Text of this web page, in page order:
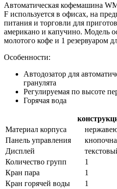
Автоматическая кофемашина
F используется в офисах, на
питания и торговли для
американо и капучино. Модель
молотого кофе и 1 резервуаром
Особенности:
Автодозатор для
гранулята
Регулируемая по высоте
Горячая вода
Материал корпуса
Панель управления
Дисплей
Количество групп
1
Кран пара
1
Кран горячей воды
1